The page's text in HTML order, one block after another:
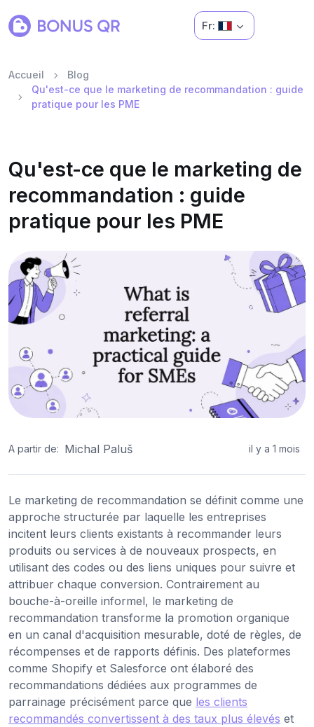
Fr:
Accueil
Blog
Qu'est-ce que le marketing de recommandation : guide
pratique pour les PME
Qu'est-ce que le marketing de
recommandation : guide
pratique pour les PME
A partir de: Michal Paluš il y a 1 mois
Le marketing de recommandation se définit comme une
approche structurée par laquelle les entreprises
incitent leurs clients existants à recommander leurs
produits ou services à de nouveaux prospects, en
utilisant des codes ou des liens uniques pour suivre et
attribuer chaque conversion. Contrairement au
bouche-à-oreille informel, le marketing de
recommandation transforme la promotion organique
en un canal d'acquisition mesurable, doté de règles, de
récompenses et de rapports définis. Des plateformes
comme Shopify et Salesforce ont élaboré des
recommandations dédiées aux programmes de
parrainage précisément parce que les clients
recommandés convertissent à des taux plus élevés et